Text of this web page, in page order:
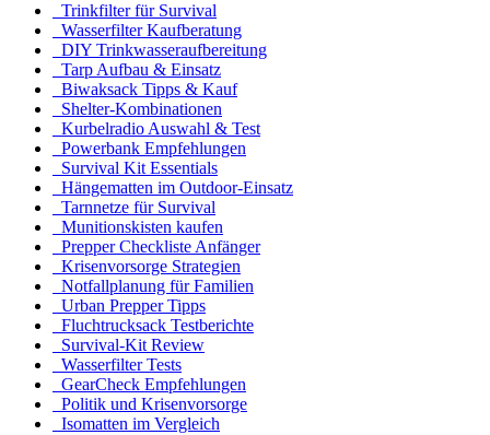
Trinkfilter für Survival
Wasserfilter Kaufberatung
DIY Trinkwasseraufbereitung
Tarp Aufbau & Einsatz
Biwaksack Tipps & Kauf
Shelter-Kombinationen
Kurbelradio Auswahl & Test
Powerbank Empfehlungen
Survival Kit Essentials
Hängematten im Outdoor-Einsatz
Tarnnetze für Survival
Munitionskisten kaufen
Prepper Checkliste Anfänger
Krisenvorsorge Strategien
Notfallplanung für Familien
Urban Prepper Tipps
Fluchtrucksack Testberichte
Survival-Kit Review
Wasserfilter Tests
GearCheck Empfehlungen
Politik und Krisenvorsorge
Isomatten im Vergleich